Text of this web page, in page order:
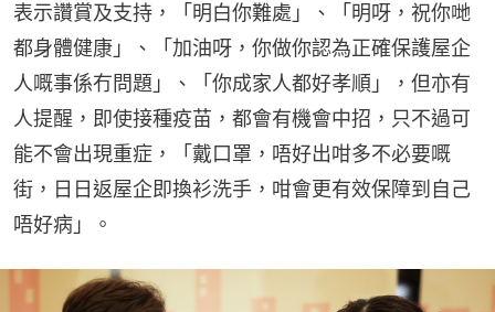
表示讚賞及支持，「明白你難處」、「明呀，祝你哋
都身體健康」、「加油呀，你做你認為正確保護屋企
人嘅事係冇問題」、「你成家人都好孝順」，但亦有
人提醒，即使接種疫苗，都會有機會中招，只不過可
能不會出現重症，「戴口罩，唔好出咁多不必要嘅
街，日日返屋企即換衫洗手，咁會更有效保障到自己
唔好病」。